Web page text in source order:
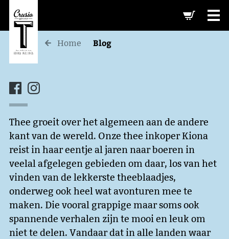
Home Blog
Thee groeit over het algemeen aan de andere
kant van de wereld. Onze thee inkoper Kiona
reist in haar eentje al jaren naar boeren in
veelal afgelegen gebieden om daar, los van het
vinden van de lekkerste theeblaadjes,
onderweg ook heel wat avonturen mee te
maken. Die vooral grappige maar soms ook
spannende verhalen zijn te mooi en leuk om
niet te delen. Vandaar dat in alle landen waar